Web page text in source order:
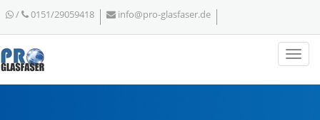
/ 0151/29059418 info@pro-glasfaser.de